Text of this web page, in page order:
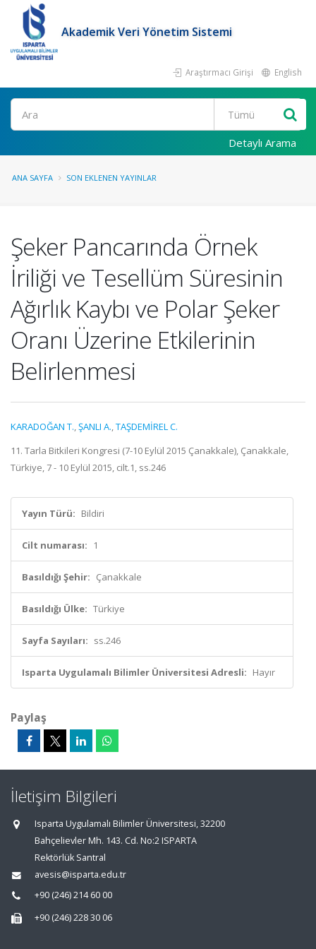
Akademik Veri Yönetim Sistemi
Araştırmacı Girişi English
Ara
Detaylı Arama
ANA SAYFA SON EKLENEN YAYINLAR
Şeker Pancarında Örnek
İriliği ve Tesellüm Süresinin
Ağırlık Kaybı ve Polar Şeker
Oranı Üzerine Etkilerinin
Belirlenmesi
KARADOĞAN T.,ŞANLI A.,TAŞDEMİREL C.
11. Tarla Bitkileri Kongresi (7-10 Eylül 2015 Çanakkale), Çanakkale,
Türkiye, 7 - 10 Eylül 2015, cilt.1, ss.246
Yayın Türü: Bildiri
Cilt numarası: 1
Basıldığı Şehir: Çanakkale
Basıldığı Ülke: Türkiye
Sayfa Sayıları: ss.246
Isparta Uygulamalı Bilimler Üniversitesi Adresli: Hayır
Paylaş
İletişim Bilgileri
Isparta Uygulamalı Bilimler Üniversitesi, 32200
Bahçelievler Mh. 143. Cd. No:2 ISPARTA
Rektörlük Santral
avesis@isparta.edu.tr
+90 (246) 214 60 00
+90 (246) 228 30 06